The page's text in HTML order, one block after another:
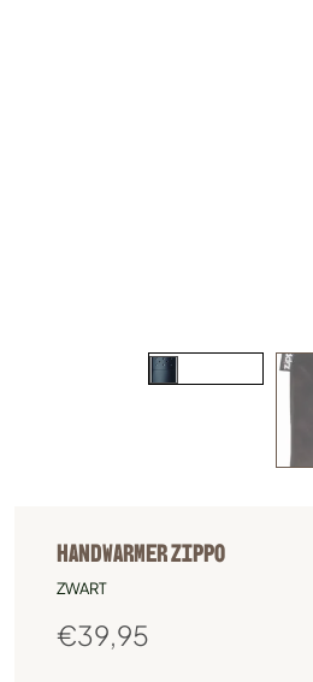
HANDWARMER ZIPPO
ZWART
€39,95